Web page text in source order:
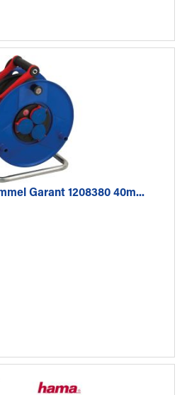
Garant 1208380 40m...